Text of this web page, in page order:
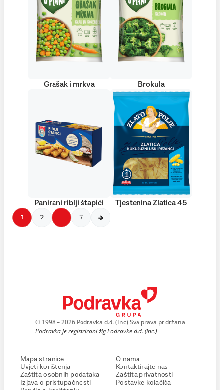
Grašak i mrkva Brokula
Panirani riblji štapići Tjestenina Zlatica 45
1 2 … 7
© 1998 – 2026 Podravka d.d. (Inc) Sva prava pridržana
Podravka je registrirani žig Podravke d.d. (Inc.)
Mapa stranice
Uvjeti korištenja
Zaštita osobnih podataka
Izjava o pristupačnosti
O nama
Kontaktirajte nas
Zaštita privatnosti
Postavke kolačića